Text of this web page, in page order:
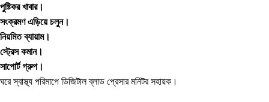
পুষ্টিকর খাবার।
সংক্রমণ এড়িয়ে চলুন।
নিয়মিত ব্যায়াম।
স্ট্রেস কমান।
সাপোর্ট গ্রুপ।
ঘরে স্বাস্থ্য পরিমাপে ডিজিটাল ব্লাড প্রেসার মনিটরসহায়ক।